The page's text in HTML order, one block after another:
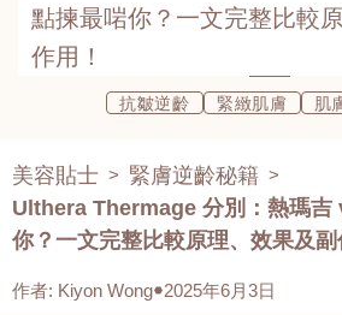
點揀最啱你？一文完整比較
作用！
抗皺逆齡 緊緻肌膚 肌
美容貼士 > 緊膚逆齡秘籍 >
Ulthera Thermage 分別：熱瑪吉
你？一文完整比較原理、效果及副
作者: Kiyon Wong 2025年6月3日